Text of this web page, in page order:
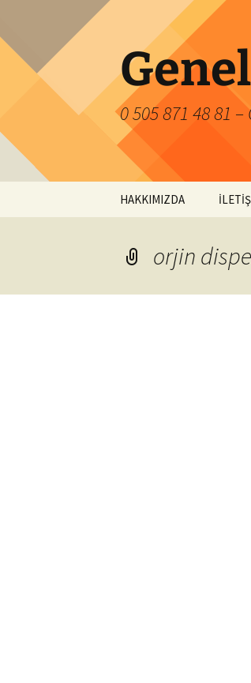
0 505 871 48 81 –
HAKKIMIZDA
orjin